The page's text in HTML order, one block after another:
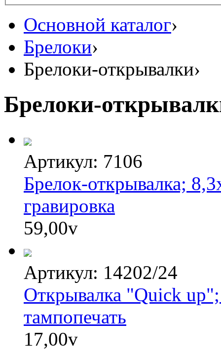
Основной каталог›
Брелоки›
Брелоки-открывалки›
Брелоки-
Артикул: 7106
Брелок-открывалка;
гравировка
59,00v
Артикул: 14202/24
Открывалка "Quick
тампопечать
17,00v